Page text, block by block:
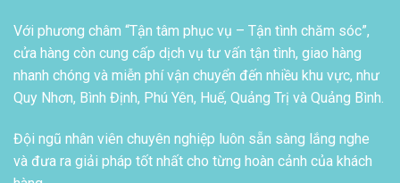
Với phương châm “Tận tâm phục vụ – Tận tình chăm sóc”,
cửa hàng còn cung cấp dịch vụ tư vấn tận tình, giao hàng
nhanh chóng và miễn phí vận chuyển đến nhiều khu vực, như
Quy Nhơn, Bình Định, Phú Yên, Huế, Quảng Trị và Quảng Bình.
Đội ngũ nhân viên chuyên nghiệp luôn sẵn sàng lắng nghe
và đưa ra giải pháp tốt nhất cho từng hoàn cảnh của khách